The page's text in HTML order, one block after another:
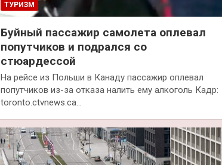
ТУРИЗМ
Буйный пассажир самолета оплевал
попутчиков и подрался со
стюардессой
На рейсе из Польши в Канаду пассажир оплевал
попутчиков из-за отказа налить ему алкоголь Кадр:
toronto.ctvnews.ca…